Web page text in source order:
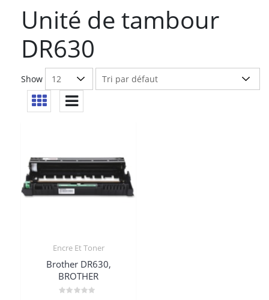
Unité de tambour
DR630
Show
Encre Et Toner
Brother DR630,
BROTHER